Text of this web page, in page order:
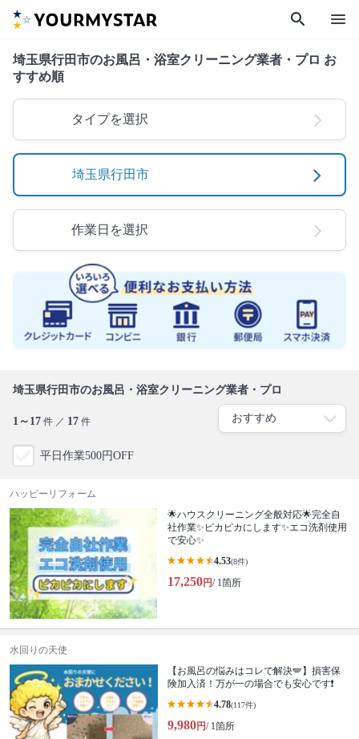
search menu
埼玉県行田市のお風呂・浴室クリーニング業者・プロ お
すすめ順
タイプを選択
埼玉県行田市
作業日を選択
埼玉県行田市のお風呂・浴室クリーニング業者・プロ
1～17 件 ／ 17 件
平日作業500円OFF
ハッピーリフォーム
🌟ハウスクリーニング全般対応🌟完全自
社作業✨️ピカピカにします✨️エコ洗剤使用
で安心✨
4.53(8件)
17,250円/ 1箇所
水回りの天使
【お風呂の悩みはコレで解決🪽】損害保
険加入済！万が一の場合でも安心です❗️
4.78(117件)
9,980円/ 1箇所